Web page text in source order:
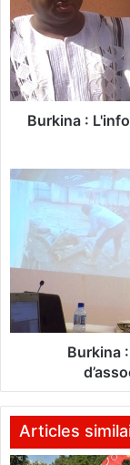
i
n
a
:
L
f
t
i
n
Burkina :
B
a
U
i
g
a
Burkina
Articles